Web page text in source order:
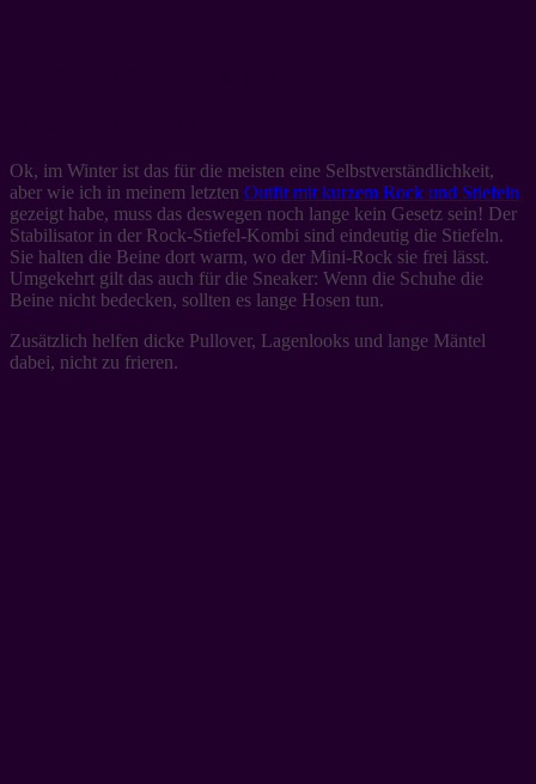
Ok, im Winter ist das für die meisten eine Selbstverständlichkeit,
aber wie ich in meinem letzten Outfit mit kurzem Rock und Stiefeln
gezeigt habe, muss das deswegen noch lange kein Gesetz sein! Der
Stabilisator in der Rock-Stiefel-Kombi sind eindeutig die Stiefeln.
Sie halten die Beine dort warm, wo der Mini-Rock sie frei lässt.
Umgekehrt gilt das auch für die Sneaker: Wenn die Schuhe die
Beine nicht bedecken, sollten es lange Hosen tun.
Zusätzlich helfen dicke Pullover, Lagenlooks und lange Mäntel
dabei, nicht zu frieren.